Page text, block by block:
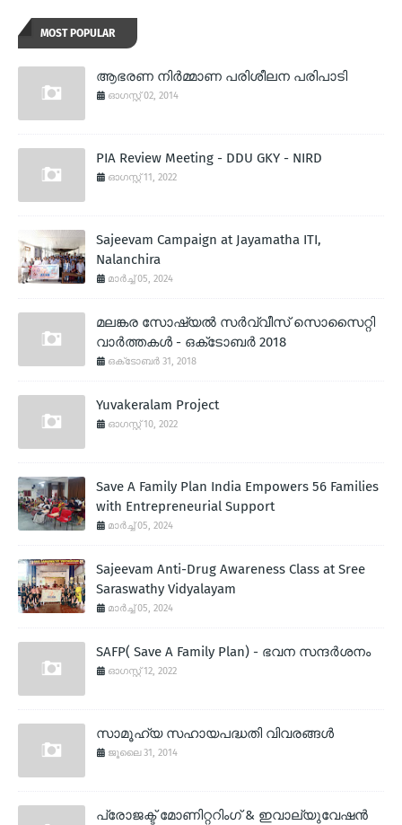
MOST POPULAR
ആഭരണ നിര്‍മ്മാണ പരിശീലന പരിപാടി
ഓഗസ്റ്റ് 02, 2014
PIA Review Meeting - DDU GKY - NIRD
ഓഗസ്റ്റ് 11, 2022
Sajeevam Campaign at Jayamatha ITI,
Nalanchira
മാർച്ച് 05, 2024
മലങ്കര സോഷ്യല്‍ സര്‍വ്വീസ് സൊസൈറ്റി
വാര്‍ത്തകള്‍ - ഒക്‌ടോബര്‍ 2018
ഒക്‌ടോബർ 31, 2018
Yuvakeralam Project
ഓഗസ്റ്റ് 10, 2022
Save A Family Plan India Empowers 56 Families
with Entrepreneurial Support
മാർച്ച് 05, 2024
Sajeevam Anti-Drug Awareness Class at Sree
Saraswathy Vidyalayam
മാർച്ച് 05, 2024
SAFP( Save A Family Plan) - ഭവന സന്ദര്‍ശനം
ഓഗസ്റ്റ് 12, 2022
സാമൂഹ്യ സഹായപദ്ധതി വിവരങ്ങള്‍
ജൂലൈ 31, 2014
പ്രോജക്ട് മോണിറ്ററിംഗ് & ഇവാല്യുവേഷന്‍